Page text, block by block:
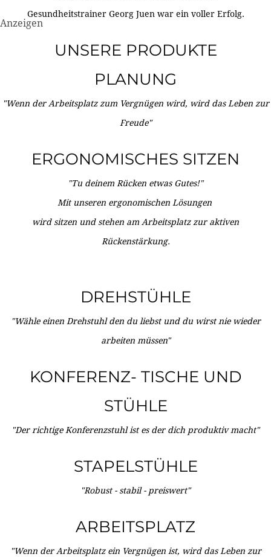
Gesundheitstrainer Georg Juen war ein voller Erfolg.
Anzeigen
UNSERE PRODUKTE
PLANUNG
"Wenn der Arbeitsplatz zum Vergnügen wird, wird das Leben zur
Freude"
ERGONOMISCHES SITZEN
"Tu deinem Rücken etwas Gutes!"
Mit unseren ergonomischen Lösungen
wird sitzen und stehen am Arbeitsplatz zur aktiven
Rückenstärkung.
DREHSTÜHLE
"Wähle einen Drehstuhl den du liebst und du wirst nie wieder
arbeiten müssen"
KONFERENZ- TISCHE UND
STÜHLE
"Der richtige Konferenzstuhl ist es der dich produktiv macht"
STAPELSTÜHLE
"Robust - stabil - preiswert"
ARBEITSPLATZ
"Wenn der Arbeitsplatz ein Vergnügen ist, wird das Leben zur